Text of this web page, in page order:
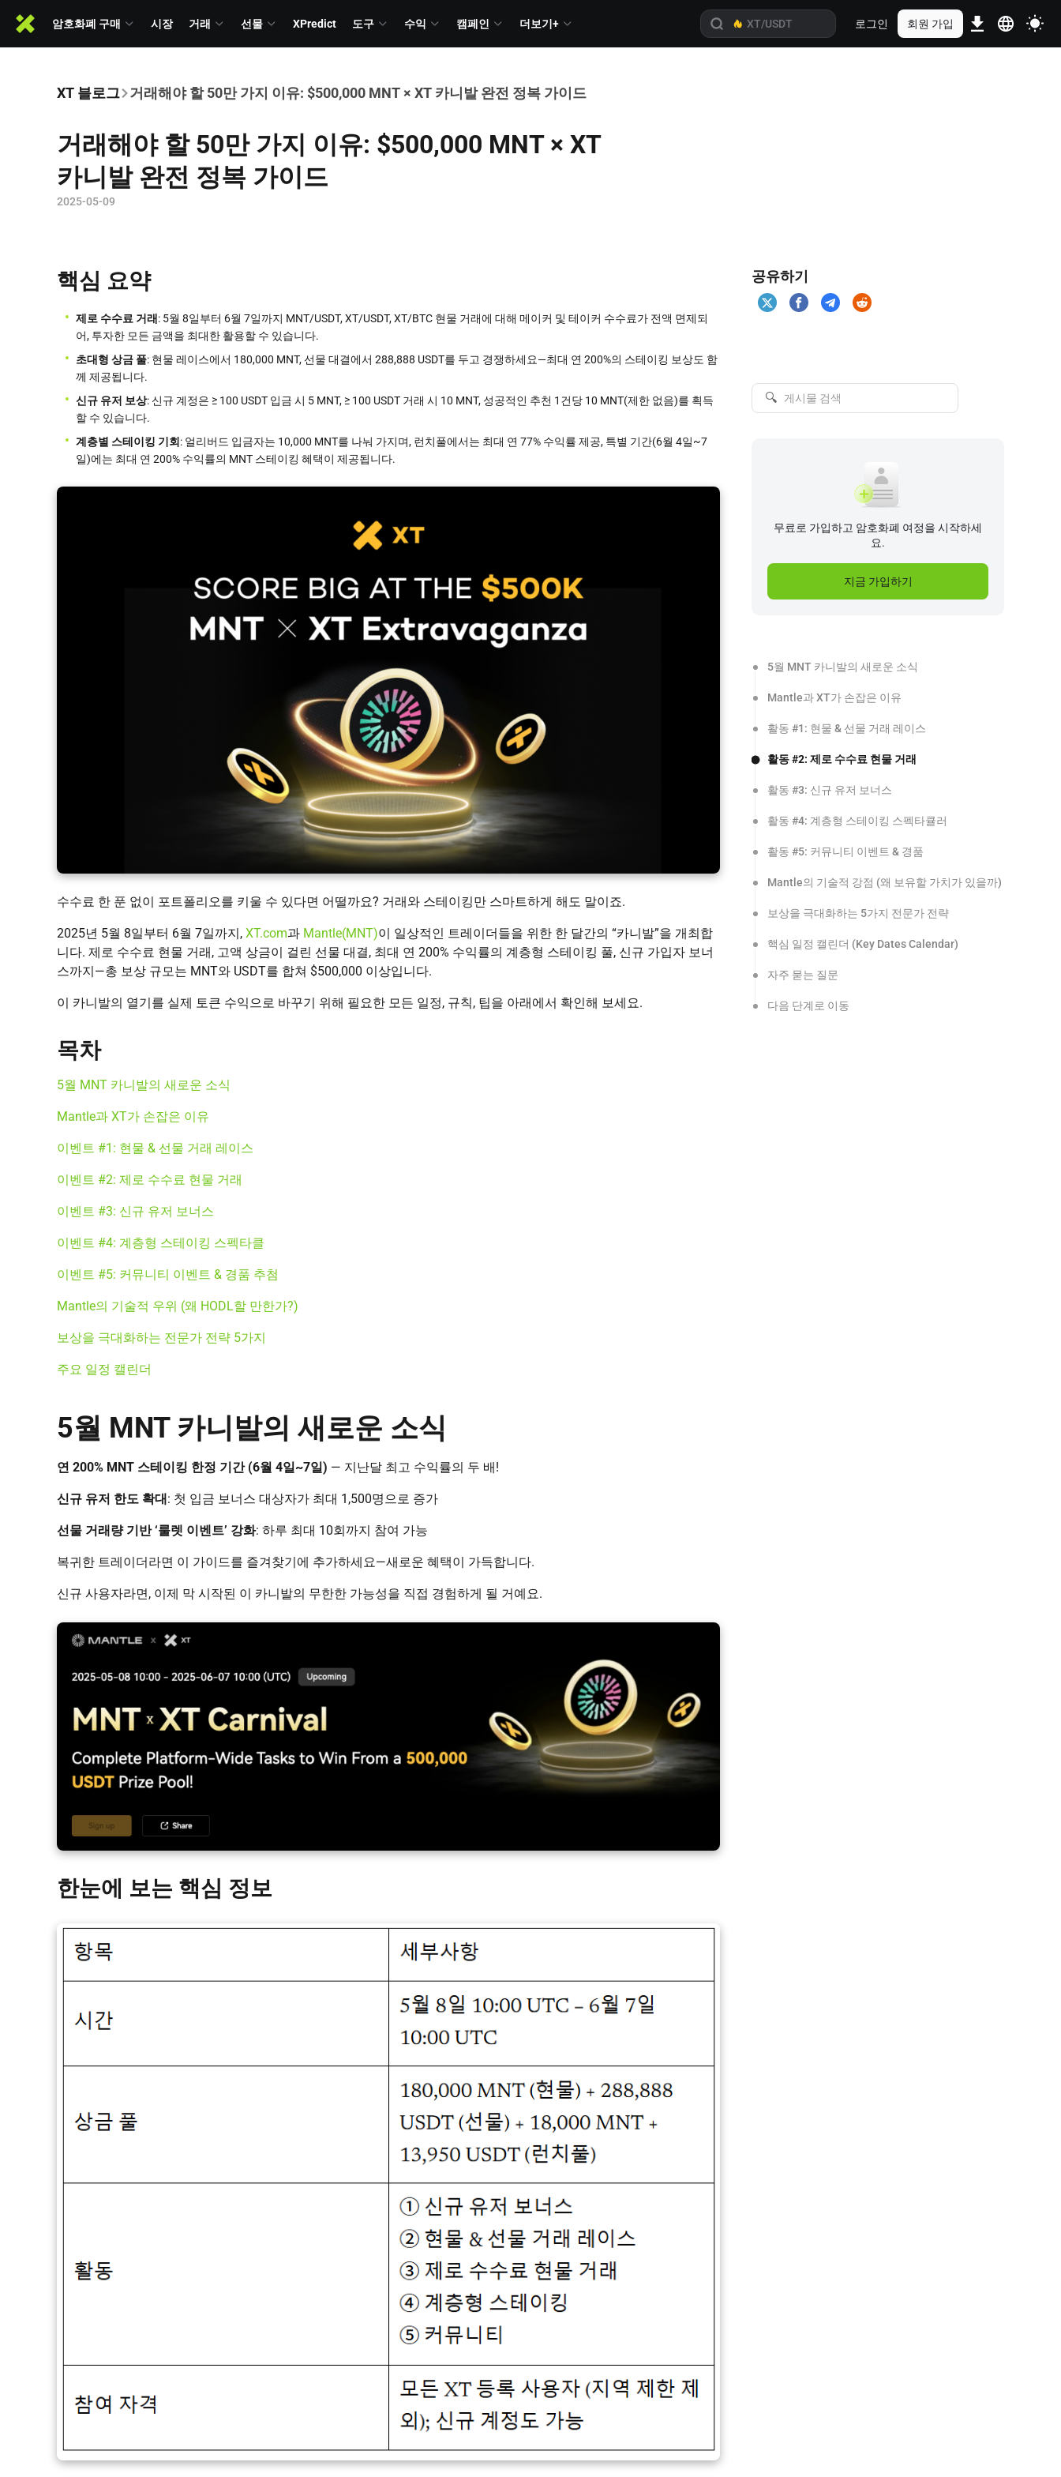
암호화폐 구매 시장 거래 선물 XPredict 도구 수익 캠페인 더보기+ 로그인 회원 가입
XT 블로그 거래해야 할 50만 가지 이유: $500,000 MNT × XT 카니발 완전 정복 가이드
거래해야 할 50만 가지 이유: $500,000 MNT × XT
카니발 완전 정복 가이드
2025-05-09
핵심 요약
제로 수수료 거래 : 5월 8일부터 6월 7일까지 MNT/USDT, XT/USDT, XT/BTC 현물 거래에 대해 메이커 및 테이커 수수료가 전액 면제되
어, 투자한 모든 금액을 최대한 활용할 수 있습니다.
초대형 상금 풀: 현물 레이스에서 180,000 MNT, 선물 대결에서 288,888 USDT를 두고 경쟁하세요—최대 연 200%의 스테이킹 보상도 함
께 제공됩니다.
신규 유저 보상: 신규 계정은 ≥ 100 USDT 입금 시 5 MNT, ≥ 100 USDT 거래 시 10 MNT, 성공적인 추천 1건당 10 MNT(제한 없음)를 획득
할 수 있습니다.
계층별 스테이킹 기회 : 얼리버드 입금자는 10,000 MNT를 나눠 가지며, 런치풀에서는 최대 연 77% 수익률 제공, 특별 기간(6월 4일~7
일)에는 최대 연 200% 수익률의 MNT 스테이킹 혜택이 제공됩니다.
수수료 한 푼 없이 포트폴리오를 키울 수 있다면 어떨까요? 거래와 스테이킹만 스마트하게 해도 말이죠.
2025년 5월 8일부터 6월 7일까지, XT.com과 Mantle(MNT)이 일상적인 트레이더들을 위한 한 달간의 “카니발”을 개최합
니다. 제로 수수료 현물 거래, 고액 상금이 걸린 선물 대결, 최대 연 200% 수익률의 계층형 스테이킹 풀, 신규 가입자 보너
스까지—총 보상 규모는 MNT와 USDT를 합쳐 $500,000 이상입니다.
이 카니발의 열기를 실제 토큰 수익으로 바꾸기 위해 필요한 모든 일정, 규칙, 팁을 아래에서 확인해 보세요.
목차
5월 MNT 카니발의 새로운 소식
Mantle과 XT가 손잡은 이유
이벤트 #1: 현물 & 선물 거래 레이스
이벤트 #2: 제로 수수료 현물 거래
이벤트 #3: 신규 유저 보너스
이벤트 #4: 계층형 스테이킹 스펙타클
이벤트 #5: 커뮤니티 이벤트 & 경품 추첨
Mantle의 기술적 우위 (왜 HODL할 만한가?)
보상을 극대화하는 전문가 전략 5가지
주요 일정 캘린더
5월 MNT 카니발의 새로운 소식
연 200% MNT 스테이킹 한정 기간 (6월 4일~7일) — 지난달 최고 수익률의 두 배!
신규 유저 한도 확대: 첫 입금 보너스 대상자가 최대 1,500명으로 증가
선물 거래량 기반 ‘룰렛 이벤트’ 강화: 하루 최대 10회까지 참여 가능
복귀한 트레이더라면 이 가이드를 즐겨찾기에 추가하세요—새로운 혜택이 가득합니다.
신규 사용자라면, 이제 막 시작된 이 카니발의 무한한 가능성을 직접 경험하게 될 거예요.
한눈에 보는 핵심 정보
공유하기
🔍
무료로 가입하고 암호화폐 여정을 시작하세
요.
지금 가입하기
5월 MNT 카니발의 새로운 소식
Mantle과 XT가 손잡은 이유
활동 #1: 현물 & 선물 거래 레이스
활동 #2: 제로 수수료 현물 거래
활동 #3: 신규 유저 보너스
활동 #4: 계층형 스테이킹 스펙타큘러
활동 #5: 커뮤니티 이벤트 & 경품
Mantle의 기술적 강점 (왜 보유할 가치가 있을까)
보상을 극대화하는 5가지 전문가 전략
핵심 일정 캘린더 (Key Dates Calendar)
자주 묻는 질문
다음 단계로 이동